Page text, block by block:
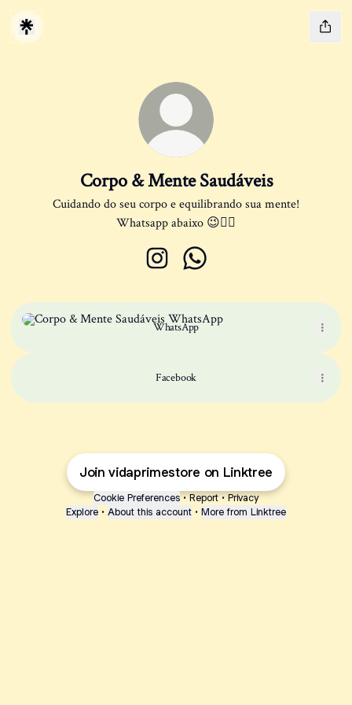
Corpo & Mente Saudáveis
Cuidando do seu corpo e equilibrando sua mente!
Whatsapp abaixo 😉👇🏻
WhatsApp
WhatsApp
Facebook
Join vidaprimestore on Linktree
Cookie Preferences • Report • Privacy
Explore • About this account • More from Linktree